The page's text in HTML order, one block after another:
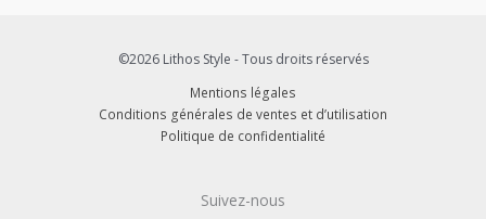
©2026 Lithos Style - Tous droits réservés
Mentions légales
Conditions générales de ventes et d’utilisation
Politique de confidentialité
Suivez-nous